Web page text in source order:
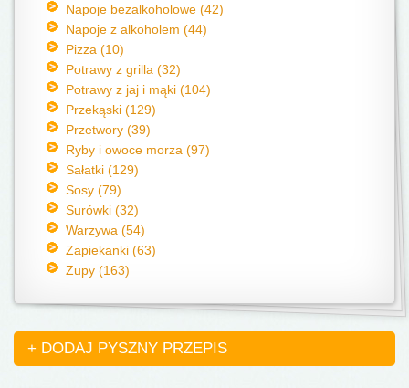
Napoje bezalkoholowe (42)
Napoje z alkoholem (44)
Pizza (10)
Potrawy z grilla (32)
Potrawy z jaj i mąki (104)
Przekąski (129)
Przetwory (39)
Ryby i owoce morza (97)
Sałatki (129)
Sosy (79)
Surówki (32)
Warzywa (54)
Zapiekanki (63)
Zupy (163)
+ DODAJ PYSZNY PRZEPIS